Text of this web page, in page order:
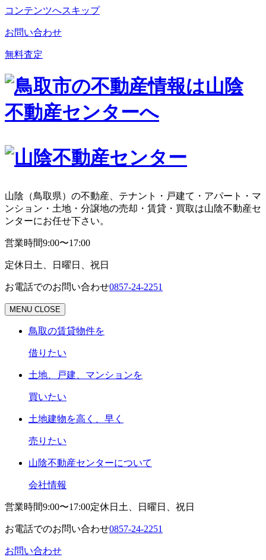
コンテンツへスキップ
お問い合わせ
無料査定
山陰（鳥取県）の不動産、テナント・戸建て・アパート・マ
ンション・土地・分譲地の売却・賃貸・買取は山陰不動産セ
ンターにお任せ下さい。
営業時間9:00〜17:00
定休日 土、日曜日、祝日
お電話でのお問い合わせ0857-24-2251
MENU CLOSE
鳥取の賃貸物件を
借りたい
土地、戸建、マンションを
買いたい
土地建物を高く、早く
売りたい
山陰不動産センターについて
会社情報
営業時間9:00〜17:00定休日 土、日曜日、祝日
お電話でのお問い合わせ0857-24-2251
お問い合わせ